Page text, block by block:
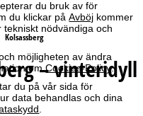
du bruk av för
du klickar påAvböj kommer
nödvändiga och
möjligheten av ändra
omCookies-Policy.
du på vår sida för
data behandlas och dina
Kolsassberg
– vinteridyll